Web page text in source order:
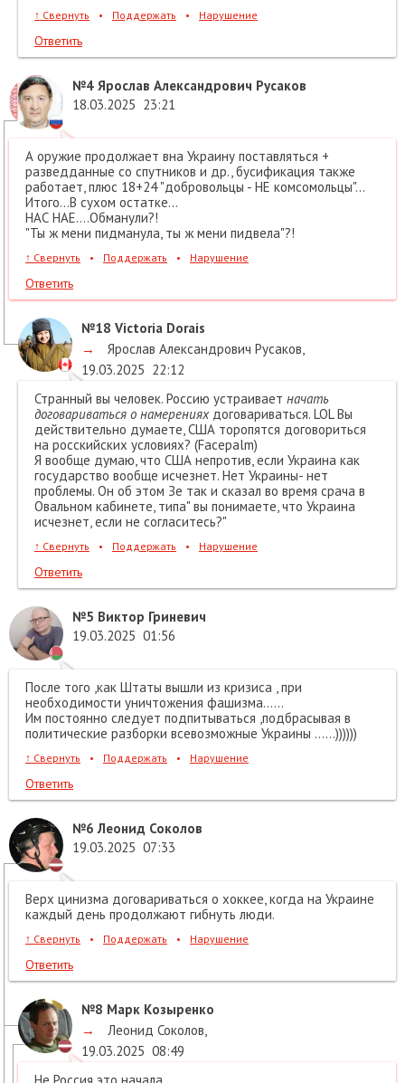
↑ Свернуть • Поддержать • Нарушение
Ответить
№4 Ярослав Александрович Русаков
18.03.2025 23:21
А оружие продолжает вна Украину поставляться +
разведданные со спутников и др., бусификация также
работает, плюс 18+24 "добровольцы - НЕ комсомольцы"...
Итого...В сухом остатке...
НАС НАЕ....Обманули?!
"Ты ж мени пидманула, ты ж мени пидвела"?!
↑ Свернуть • Поддержать • Нарушение
Ответить
№18 Victoria Dorais
→
Ярослав Александрович Русаков,
19.03.2025 22:12
Странный вы человек. Россию устраивает начать
договариваться о намерениях договариваться. LOL Вы
действительно думаете, США торопятся договориться
на росскийских условиях? (Facepalm)
Я вообще думаю, что США непротив, если Украина как
государство вообще исчезнет. Нет Украины- нет
проблемы. Он об этом Зе так и сказал во время срача в
Овальном кабинете, типа" вы понимаете, что Украина
исчезнет, если не согласитесь?"
↑ Свернуть • Поддержать • Нарушение
Ответить
№5 Виктор Гриневич
19.03.2025 01:56
После того ,как Штаты вышли из кризиса , при
необходимости уничтожения фашизма......
Им постоянно следует подпитываться ,подбрасывая в
политические разборки всевозможные Украины ......))))))
↑ Свернуть • Поддержать • Нарушение
Ответить
№6 Леонид Соколов
19.03.2025 07:33
Верх цинизма договариваться о хоккее, когда на Украине
каждый день продолжают гибнуть люди.
↑ Свернуть • Поддержать • Нарушение
Ответить
№8 Марк Козыренко
→
Леонид Соколов,
19.03.2025 08:49